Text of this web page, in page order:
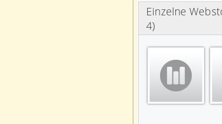
Einzelne Webstories des Autoren (4 von
4)